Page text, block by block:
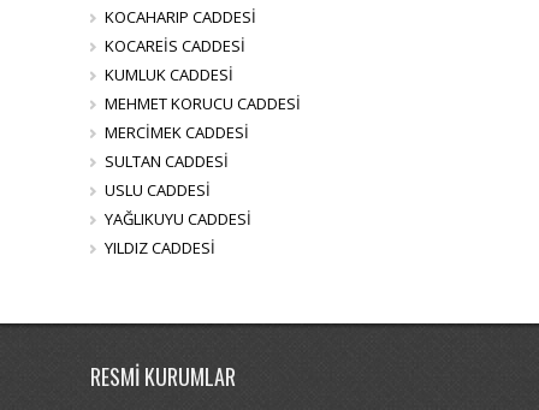
KOCAHARIP CADDESİ
KOCAREİS CADDESİ
KUMLUK CADDESİ
MEHMET KORUCU CADDESİ
MERCİMEK CADDESİ
SULTAN CADDESİ
USLU CADDESİ
YAĞLIKUYU CADDESİ
YILDIZ CADDESİ
RESMİ KURUMLAR